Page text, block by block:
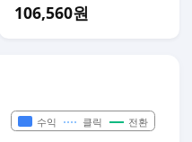
106,560원